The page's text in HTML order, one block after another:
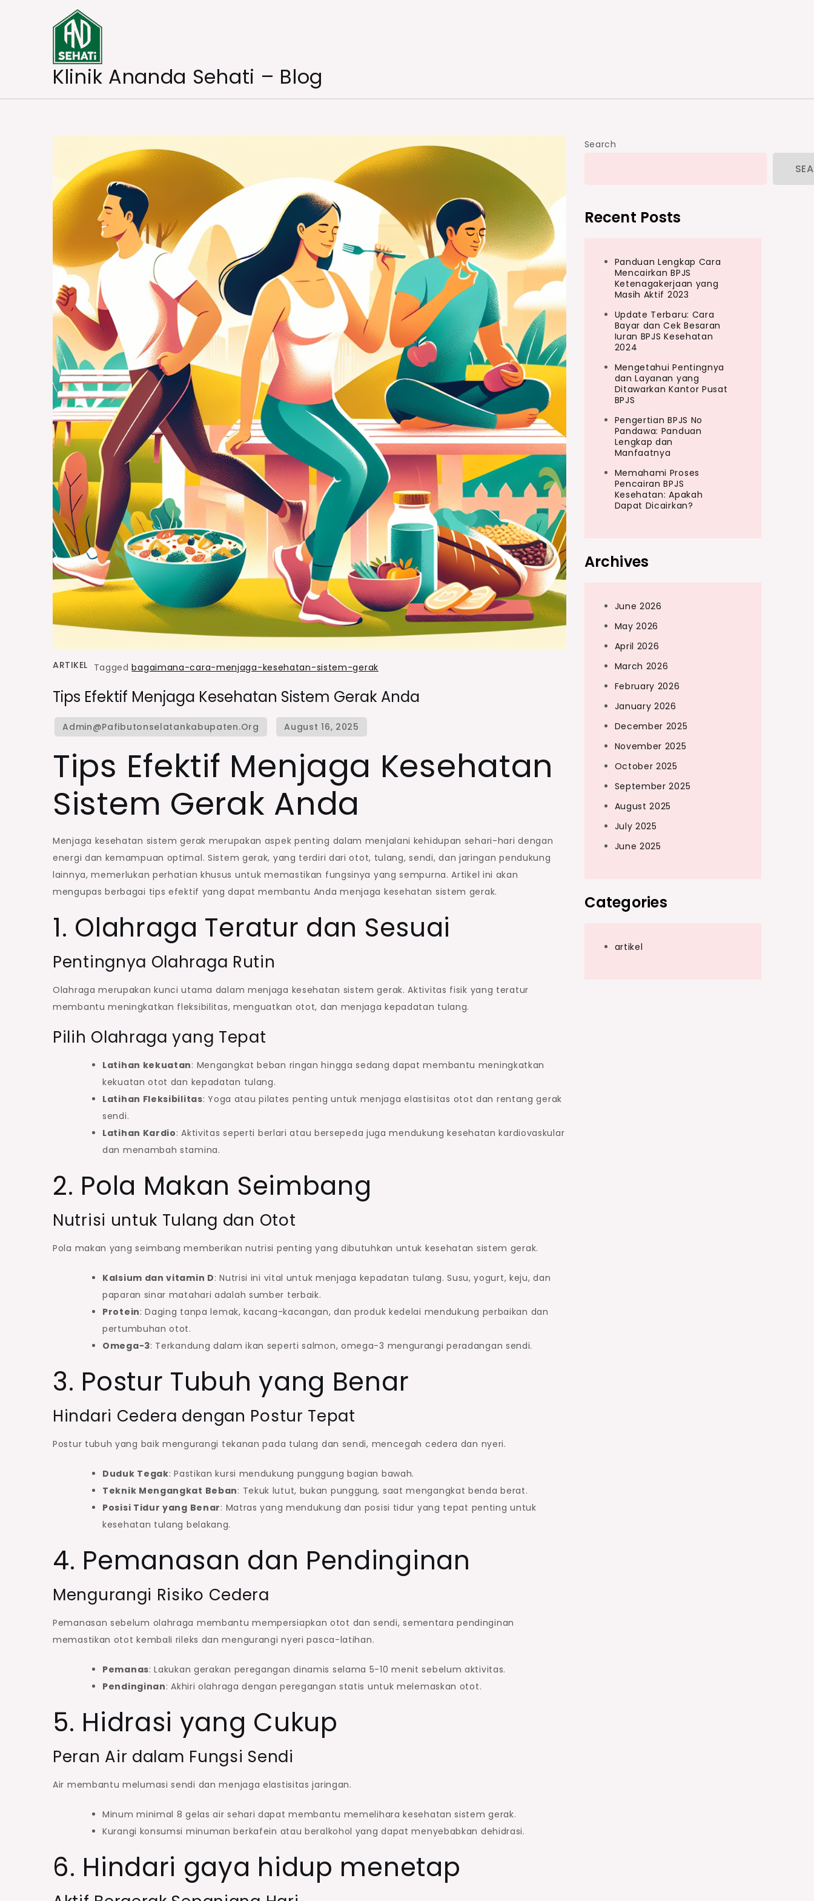
Klinik Ananda Sehati – Blog
ARTIKEL Taggedbagaimana-cara-menjaga-kesehatan-sistem-gerak
Tips Efektif Menjaga Kesehatan Sistem Gerak Anda
Tips Efektif Menjaga Kesehatan
Sistem Gerak Anda
Menjaga kesehatan sistem gerak merupakan aspek penting dalam menjalani kehidupan sehari-hari dengan
energi dan kemampuan optimal. Sistem gerak, yang terdiri dari otot, tulang, sendi, dan jaringan pendukung
lainnya, memerlukan perhatian khusus untuk memastikan fungsinya yang sempurna. Artikel ini akan
mengupas berbagai tips efektif yang dapat membantu Anda menjaga kesehatan sistem gerak.
1. Olahraga Teratur dan Sesuai
Pentingnya Olahraga Rutin
Olahraga merupakan kunci utama dalam menjaga kesehatan sistem gerak. Aktivitas fisik yang teratur
membantu meningkatkan fleksibilitas, menguatkan otot, dan menjaga kepadatan tulang.
Pilih Olahraga yang Tepat
Latihan kekuatan: Mengangkat beban ringan hingga sedang dapat membantu meningkatkan
kekuatan otot dan kepadatan tulang.
Latihan Fleksibilitas: Yoga atau pilates penting untuk menjaga elastisitas otot dan rentang gerak
sendi.
Latihan Kardio: Aktivitas seperti berlari atau bersepeda juga mendukung kesehatan kardiovaskular
dan menambah stamina.
2. Pola Makan Seimbang
Nutrisi untuk Tulang dan Otot
Pola makan yang seimbang memberikan nutrisi penting yang dibutuhkan untuk kesehatan sistem gerak.
Kalsium dan vitamin D: Nutrisi ini vital untuk menjaga kepadatan tulang. Susu, yogurt, keju, dan
paparan sinar matahari adalah sumber terbaik.
Protein: Daging tanpa lemak, kacang-kacangan, dan produk kedelai mendukung perbaikan dan
pertumbuhan otot.
Omega-3: Terkandung dalam ikan seperti salmon, omega-3 mengurangi peradangan sendi.
3. Postur Tubuh yang Benar
Hindari Cedera dengan Postur Tepat
Postur tubuh yang baik mengurangi tekanan pada tulang dan sendi, mencegah cedera dan nyeri.
Duduk Tegak: Pastikan kursi mendukung punggung bagian bawah.
Teknik Mengangkat Beban: Tekuk lutut, bukan punggung, saat mengangkat benda berat.
Posisi Tidur yang Benar: Matras yang mendukung dan posisi tidur yang tepat penting untuk
kesehatan tulang belakang.
4. Pemanasan dan Pendinginan
Mengurangi Risiko Cedera
Pemanasan sebelum olahraga membantu mempersiapkan otot dan sendi, sementara pendinginan
memastikan otot kembali rileks dan mengurangi nyeri pasca-latihan.
Pemanas: Lakukan gerakan peregangan dinamis selama 5-10 menit sebelum aktivitas.
Pendinginan: Akhiri olahraga dengan peregangan statis untuk melemaskan otot.
5. Hidrasi yang Cukup
Peran Air dalam Fungsi Sendi
Air membantu melumasi sendi dan menjaga elastisitas jaringan.
Minum minimal 8 gelas air sehari dapat membantu memelihara kesehatan sistem gerak.
Kurangi konsumsi minuman berkafein atau beralkohol yang dapat menyebabkan dehidrasi.
6. Hindari gaya hidup menetap
Search
Recent Posts
Panduan Lengkap Cara
Mencairkan BPJS
Ketenagakerjaan yang
Masih Aktif 2023
Update Terbaru: Cara
Bayar dan Cek Besaran
Iuran BPJS Kesehatan
2024
Mengetahui Pentingnya
dan Layanan yang
Ditawarkan Kantor Pusat
BPJS
Pengertian BPJS No
Pandawa: Panduan
Lengkap dan
Manfaatnya
Memahami Proses
Pencairan BPJS
Kesehatan: Apakah
Dapat Dicairkan?
Archives
June 2026
May 2026
April 2026
March 2026
February 2026
January 2026
December 2025
November 2025
October 2025
September 2025
August 2025
July 2025
June 2025
Categories
artikel